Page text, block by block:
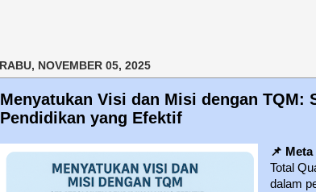
RABU, NOVEMBER 05, 2025
Menyatukan Visi dan Misi dengan TQM:
Pendidikan yang Efektif
📌
Total
dalam